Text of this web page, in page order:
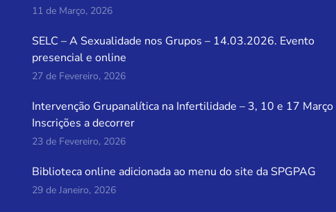
11 de Março, 2026
SELC – A Sexualidade nos Grupos – 14.03.2026. Evento
presencial e online
27 de Fevereiro, 2026
Intervenção Grupanalítica na Infertilidade – 3, 10 e 17 Março
Inscrições a decorrer
23 de Fevereiro, 2026
Biblioteca online adicionada ao menu do site da SPGPAG
29 de Janeiro, 2026